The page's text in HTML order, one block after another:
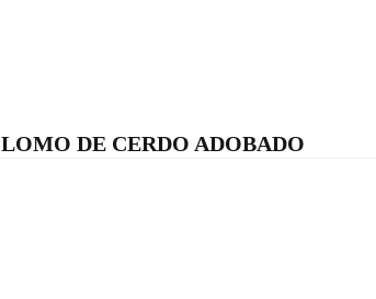
LOMO DE CERDO ADOBADO